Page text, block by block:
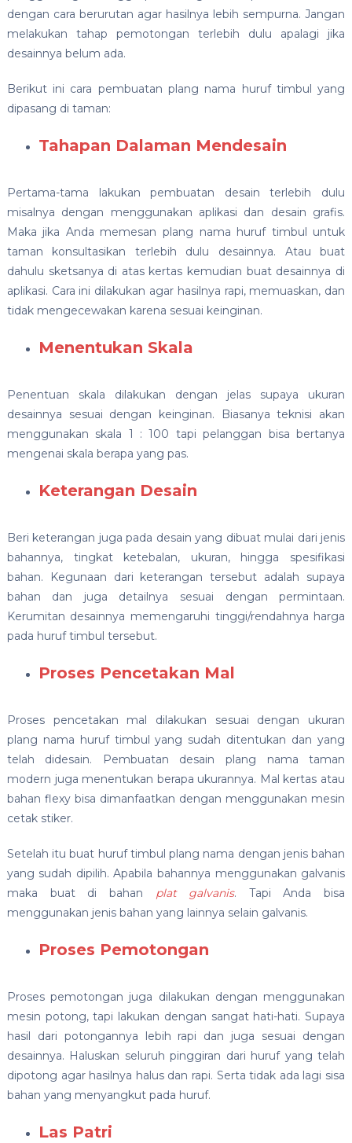
dengan cara berurutan agar hasilnya lebih sempurna. Jangan
melakukan tahap pemotongan terlebih dulu apalagi jika
desainnya belum ada.
Berikut ini cara pembuatan plang nama huruf timbul yang
dipasang di taman:
Tahapan Dalaman Mendesain
Pertama-tama lakukan pembuatan desain terlebih dulu
misalnya dengan menggunakan aplikasi dan desain grafis.
Maka jika Anda memesan plang nama huruf timbul untuk
taman konsultasikan terlebih dulu desainnya. Atau buat
dahulu sketsanya di atas kertas kemudian buat desainnya di
aplikasi. Cara ini dilakukan agar hasilnya rapi, memuaskan, dan
tidak mengecewakan karena sesuai keinginan.
Menentukan Skala
Penentuan skala dilakukan dengan jelas supaya ukuran
desainnya sesuai dengan keinginan. Biasanya teknisi akan
menggunakan skala 1 : 100 tapi pelanggan bisa bertanya
mengenai skala berapa yang pas.
Keterangan Desain
Beri keterangan juga pada desain yang dibuat mulai dari jenis
bahannya, tingkat ketebalan, ukuran, hingga spesifikasi
bahan. Kegunaan dari keterangan tersebut adalah supaya
bahan dan juga detailnya sesuai dengan permintaan.
Kerumitan desainnya memengaruhi tinggi/rendahnya harga
pada huruf timbul tersebut.
Proses Pencetakan Mal
Proses pencetakan mal dilakukan sesuai dengan ukuran
plang nama huruf timbul yang sudah ditentukan dan yang
telah didesain. Pembuatan desain plang nama taman
modern juga menentukan berapa ukurannya. Mal kertas atau
bahan flexy bisa dimanfaatkan dengan menggunakan mesin
cetak stiker.
Setelah itu buat huruf timbul plang nama dengan jenis bahan
yang sudah dipilih. Apabila bahannya menggunakan galvanis
maka buat di bahan plat galvanis. Tapi Anda bisa
menggunakan jenis bahan yang lainnya selain galvanis.
Proses Pemotongan
Proses pemotongan juga dilakukan dengan menggunakan
mesin potong, tapi lakukan dengan sangat hati-hati. Supaya
hasil dari potongannya lebih rapi dan juga sesuai dengan
desainnya. Haluskan seluruh pinggiran dari huruf yang telah
dipotong agar hasilnya halus dan rapi. Serta tidak ada lagi sisa
bahan yang menyangkut pada huruf.
Las Patri